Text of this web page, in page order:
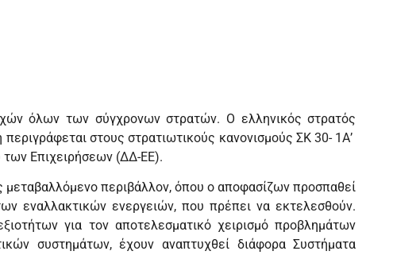
όλων των σύγχρονων στρατών. Ο ελληνικός στρατός
στους στρατιωτικούς κανονισμούς ΣΚ 30- 1Α’
των Επιχειρήσεων (ΔΔ-ΕΕ).
περιβάλλον, όπου ο αποφασίζων προσπαθεί
εναλλακτικών ενεργειών, που πρέπει να εκτελεσθούν.
για τον αποτελεσματικό χειρισμό προβλημάτων
συστημάτων, έχουν αναπτυχθεί διάφορα Συστήματα